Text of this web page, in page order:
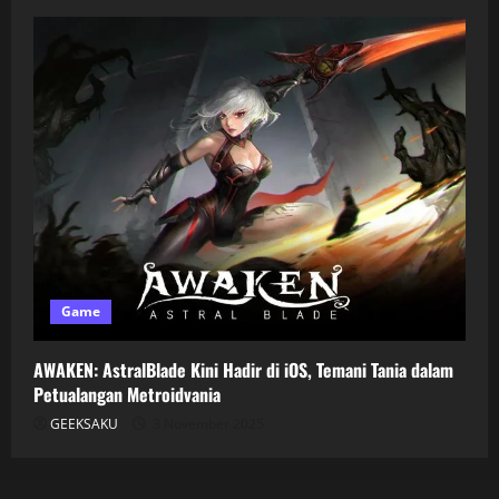
Game
AWAKEN: AstralBlade Kini Hadir di iOS, Temani Tania dalam
Petualangan Metroidvania
GEEKSAKU